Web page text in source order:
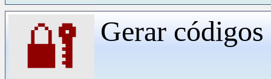
🔐 Gerar